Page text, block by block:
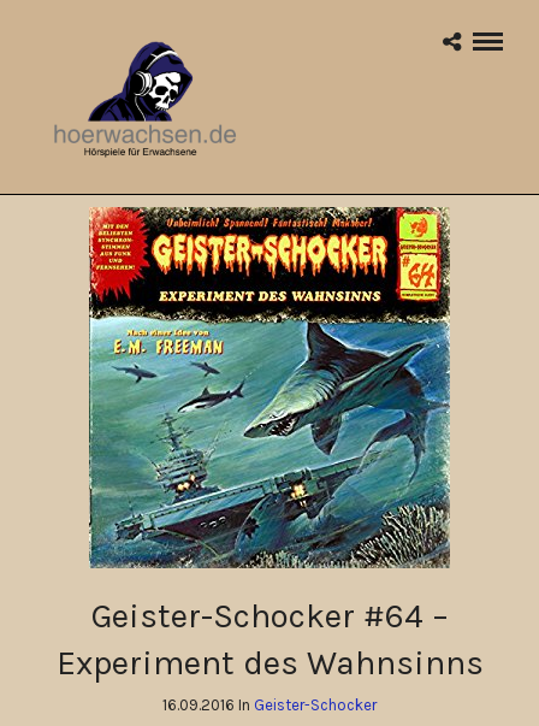
Geister-Schocker #64 –
Experiment des Wahnsinns
16.09.2016 In Geister-Schocker